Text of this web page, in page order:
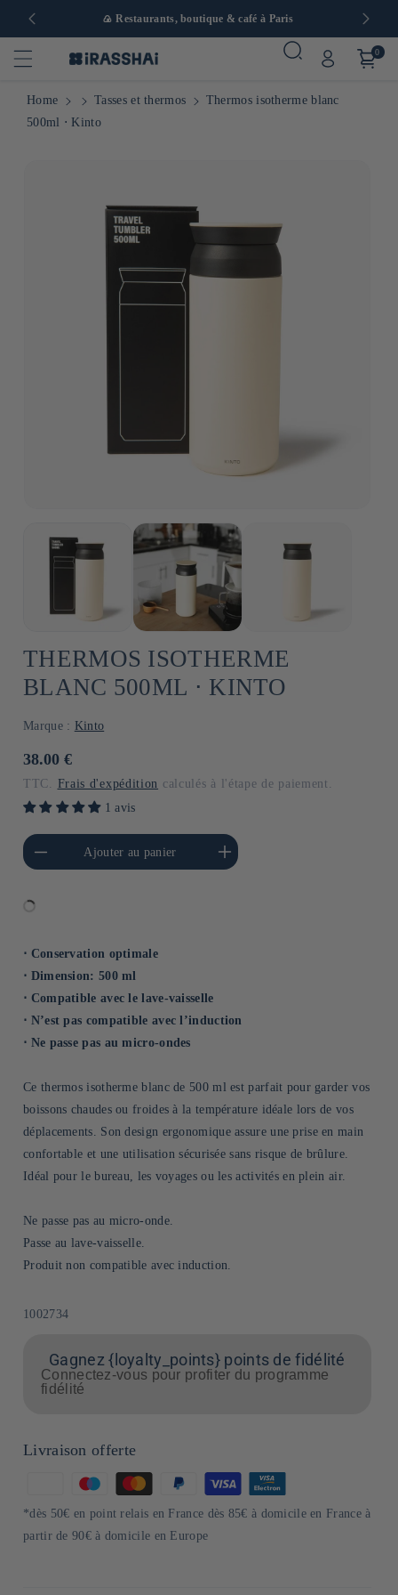
Europe 🍙 Restaurants, boutique & café à Paris
0
Home Tasses et thermos
Thermos isotherme blanc
500ml ⋅ Kinto
THERMOS ISOTHERME
BLANC 500ML ⋅ KINTO
Marque : Kinto
Prix
38.00 €
TTC. Frais d'expédition calculés à l'étape de paiement.
1 avis
quantité de Default
Title
Ajouter au panier
Augmenter la quantité de
Default Title
⋅ Conservation optimale
⋅ Dimension: 500 ml
⋅ Compatible avec le lave-vaisselle
⋅ N’est pas compatible avec l’induction
⋅ Ne passe pas au micro-ondes
Ce thermos isotherme blanc de 500 ml est parfait pour garder vos
boissons chaudes ou froides à la température idéale lors de vos
déplacements. Son design ergonomique assure une prise en main
confortable et une utilisation sécurisée sans risque de brûlure.
Idéal pour le bureau, les voyages ou les activités en plein air.
Ne passe pas au micro-onde.
Passe au lave-vaisselle.
Produit non compatible avec induction.
SKU:
1002734
Gagnez {loyalty_points} points de fidélité
Connectez-vous pour profiter du programme
fidélité
Livraison offerte
de
paiement
*dès 50€ en point relais en France dès 85€ à domicile en France à
partir de 90€ à domicile en Europe